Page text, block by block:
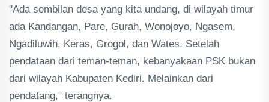
"Ada sembilan desa yang kita undang, di wilayah timur
ada Kandangan, Pare, Gurah, Wonojoyo, Ngasem,
Ngadiluwih, Keras, Grogol, dan Wates. Setelah
pendataan dari teman-teman, kebanyakaan PSK bukan
dari wilayah Kabupaten Kediri. Melainkan dari
pendatang," terangnya.